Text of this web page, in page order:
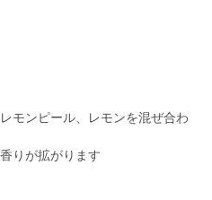
モンピール、レモンを混ぜ合わ
りが拡がります